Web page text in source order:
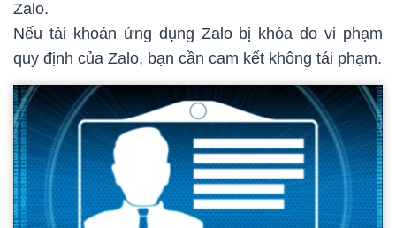
Zalo.
Nếu tài khoản ứng dụng Zalo bị khóa do vi phạm
quy định của Zalo, bạn cần cam kết không tái phạm.